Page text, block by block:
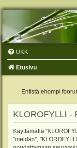
UKK
Etusivu
Entistä ehompi
KLOROFYLLI -
Käyttämällä
"meidän",